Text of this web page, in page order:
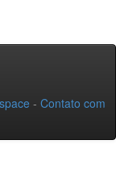
- Contato com